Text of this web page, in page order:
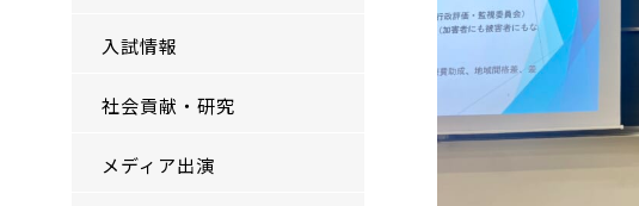
入試情報
社会貢献・研究
メディア出演